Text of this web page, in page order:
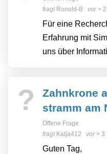
fragt Ronald-B vor>
Für eine
Erfahrung mit
uns über
?
Zahnkrone
stramm am
Offene Frage
fragt Katja412 vor> 3
Guten Tag,